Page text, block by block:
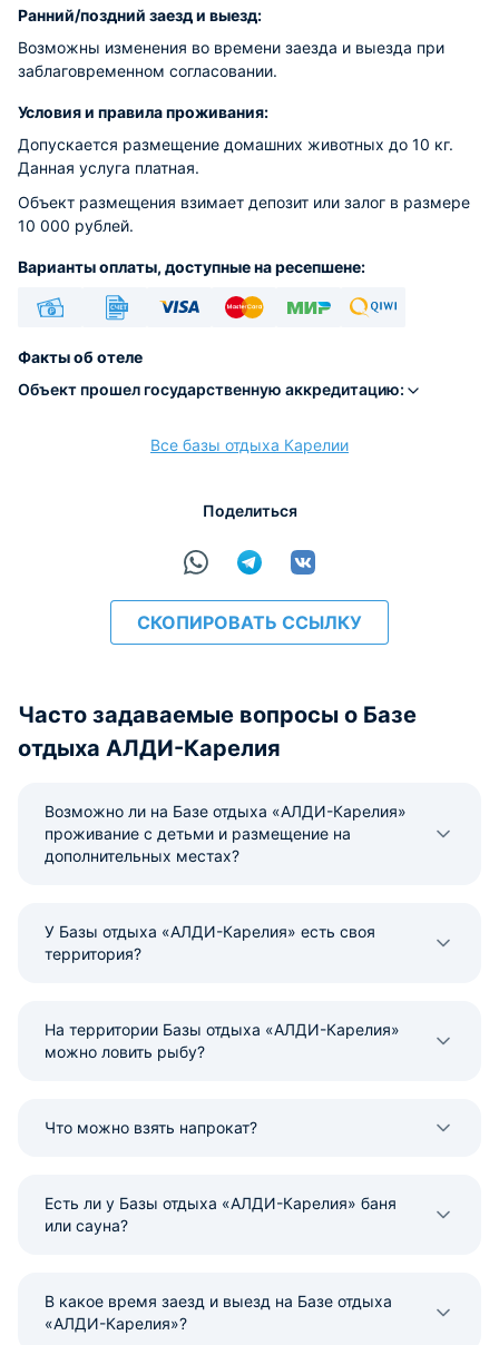
Ранний/поздний заезд и выезд:
Возможны изменения во времени заезда и выезда при
заблаговременном согласовании.
Условия и правила проживания:
Допускается размещение домашних животных до 10 кг.
Данная услуга платная.
Объект размещения взимает депозит или залог в размере
10 000 рублей.
Варианты оплаты, доступные на ресепшене:
Факты об отеле
Объект прошел государственную аккредитацию:
Все базы отдыха Карелии
Поделиться
СКОПИРОВАТЬ ССЫЛКУ
Часто задаваемые вопросы о Базе
отдыха АЛДИ-Карелия
Возможно ли на Базе отдыха «АЛДИ-Карелия»
проживание с детьми и размещение на
дополнительных местах?
У Базы отдыха «АЛДИ-Карелия» есть своя
территория?
На территории Базы отдыха «АЛДИ-Карелия»
можно ловить рыбу?
Что можно взять напрокат?
Есть ли у Базы отдыха «АЛДИ-Карелия» баня
или сауна?
В какое время заезд и выезд на Базе отдыха
«АЛДИ-Карелия»?